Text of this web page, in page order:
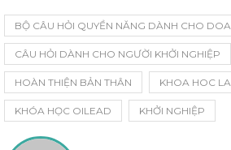
BỘ CÂU HỎI QUYỀN NĂNG DÀNH CHO
CÂU HỎI DÀNH CHO NGƯỜI KHỞI NGHIỆP
HOÀN THIỆN BẢN THÂN KHOA HOC
KHÓA HỌC OILEAD KHỞI NGHIỆP